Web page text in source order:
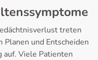
treten
Planen und Entscheiden
auf. Viele Patienten